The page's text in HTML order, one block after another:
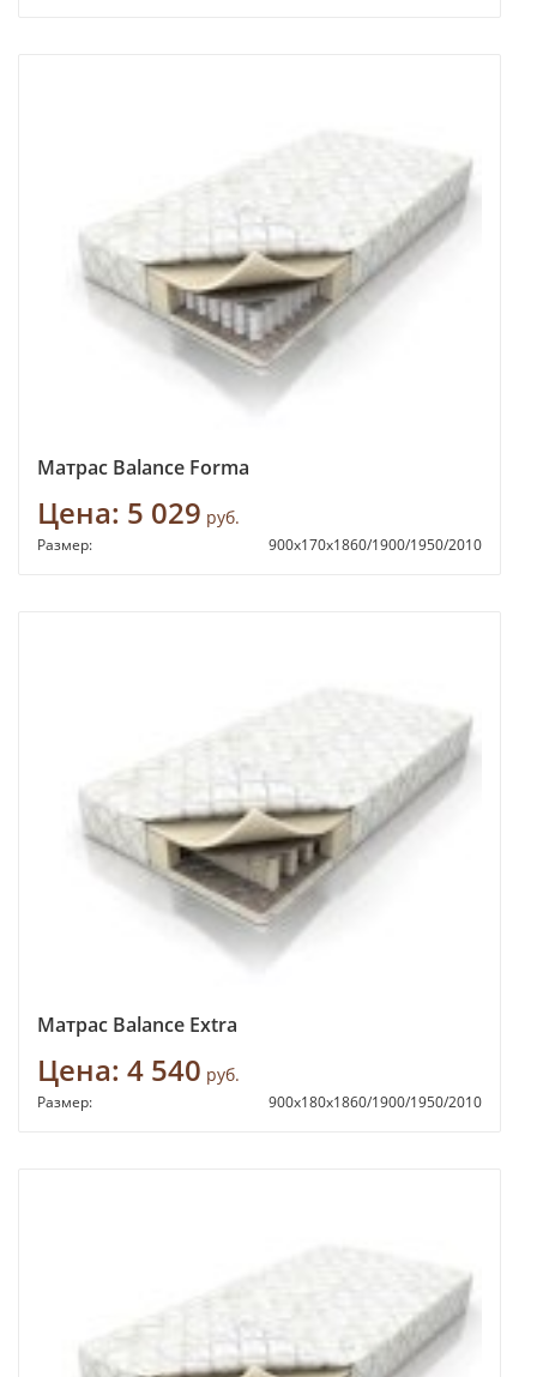
Матрас Balance Forma
Цена: 5 029 руб.
Размер: 900х170х1860/1900/1950/2010
Матрас Balance Extra
Цена: 4 540 руб.
Размер: 900х180х1860/1900/1950/2010